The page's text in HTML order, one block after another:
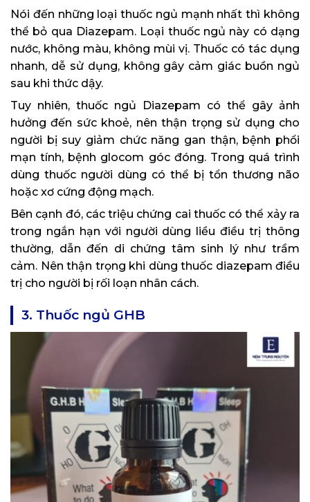
Nói đến những loại thuốc ngủ mạnh nhất thì không
thể bỏ qua Diazepam. Loại thuốc ngủ này có dạng
nước, không màu, không mùi vị. Thuốc có tác dụng
nhanh, dễ sử dụng, không gây cảm giác buồn ngủ
sau khi thức dậy.
Tuy nhiên, thuốc ngủ Diazepam có thể gây ảnh
hưởng đến sức khoẻ, nên thận trọng sử dụng cho
người bị suy giảm chức năng gan thận, bệnh phổi
mạn tính, bệnh glocom góc đóng. Trong quá trình
dùng thuốc người dùng có thể bị tổn thương não
hoặc xơ cứng động mạch.
Bên cạnh đó, các triệu chứng cai thuốc có thể xảy ra
trong ngắn hạn với người dùng liều điều trị thông
thường, dẫn đến di chứng tâm sinh lý như trầm
cảm. Nên thận trọng khi dùng thuốc diazepam điều
trị cho người bị rối loạn nhân cách.
3. Thuốc ngủ GHB